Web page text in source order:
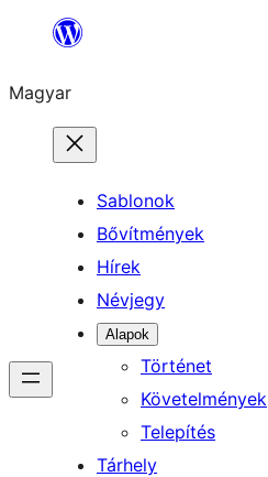
Ugrás
tartalomhoz
Magyar
Sablonok
Bővítmények
Hírek
Névjegy
Alapok
Történet
Követelmények
Telepítés
Tárhely